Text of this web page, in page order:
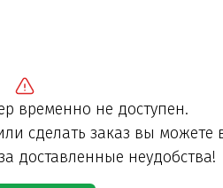
временно не доступен.
сделать заказ вы можете
доставленные неудобства!